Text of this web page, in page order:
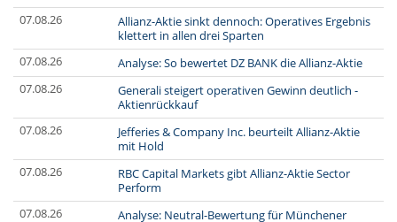
07.08.26
Allianz-Aktie sinkt dennoch: Operatives Ergebnis
klettert in allen drei Sparten
07.08.26
Analyse: So bewertet DZ BANK die Allianz-Aktie
07.08.26
Generali steigert operativen Gewinn deutlich -
Aktienrückkauf
07.08.26
Jefferies & Company Inc. beurteilt Allianz-Aktie
mit Hold
07.08.26
RBC Capital Markets gibt Allianz-Aktie Sector
Perform
07.08.26
Analyse: Neutral-Bewertung für Münchener